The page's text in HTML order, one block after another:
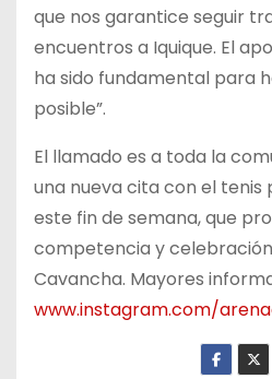
que nos garantice seguir
encuentros a Iquique. El
ha sido fundamental para
posible”.
El llamado es a toda la
una nueva cita con el
este fin de semana, que
competencia y
Cavancha. Mayores
www.instagram.com/